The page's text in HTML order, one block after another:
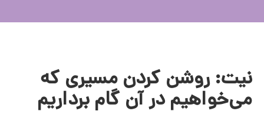
نیت: روشن کردن مسیری که
می‌خواهیم در آن گام برداریم